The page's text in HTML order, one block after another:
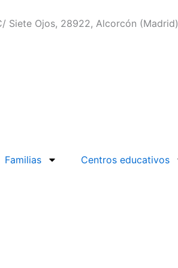
Siete Ojos, 28922, Alcorcón (Madrid)
Familias Centros educativos